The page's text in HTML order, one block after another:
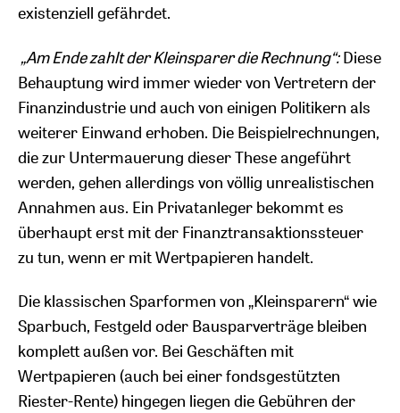
existenziell gefährdet.
„Am Ende zahlt der Kleinsparer die Rechnung“:Diese
Behauptung wird immer wieder von Vertretern der
Finanzindustrie und auch von einigen Politikern als
weiterer Einwand erhoben. Die Beispielrechnungen,
die zur Untermauerung dieser These angeführt
werden, gehen allerdings von völlig unrealistischen
Annahmen aus. Ein Privatanleger bekommt es
überhaupt erst mit der Finanztransaktionssteuer
zu tun, wenn er mit Wertpapieren handelt.
Die klassischen Sparformen von „Kleinsparern“ wie
Sparbuch, Festgeld oder Bausparverträge bleiben
komplett außen vor. Bei Geschäften mit
Wertpapieren (auch bei einer fondsgestützten
Riester-Rente) hingegen liegen die Gebühren der